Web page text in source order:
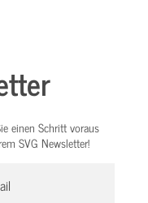
einen Schritt voraus
SVG Newsletter!